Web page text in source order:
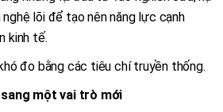
lõi để tạo nên năng lực cạnh
kinh tế.
đo bằng các tiêu chí truyền thống.
một vai trò mới